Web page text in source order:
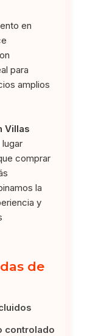
en
para
amplios
Villas
lugar
comprar
la
y
de
controlado